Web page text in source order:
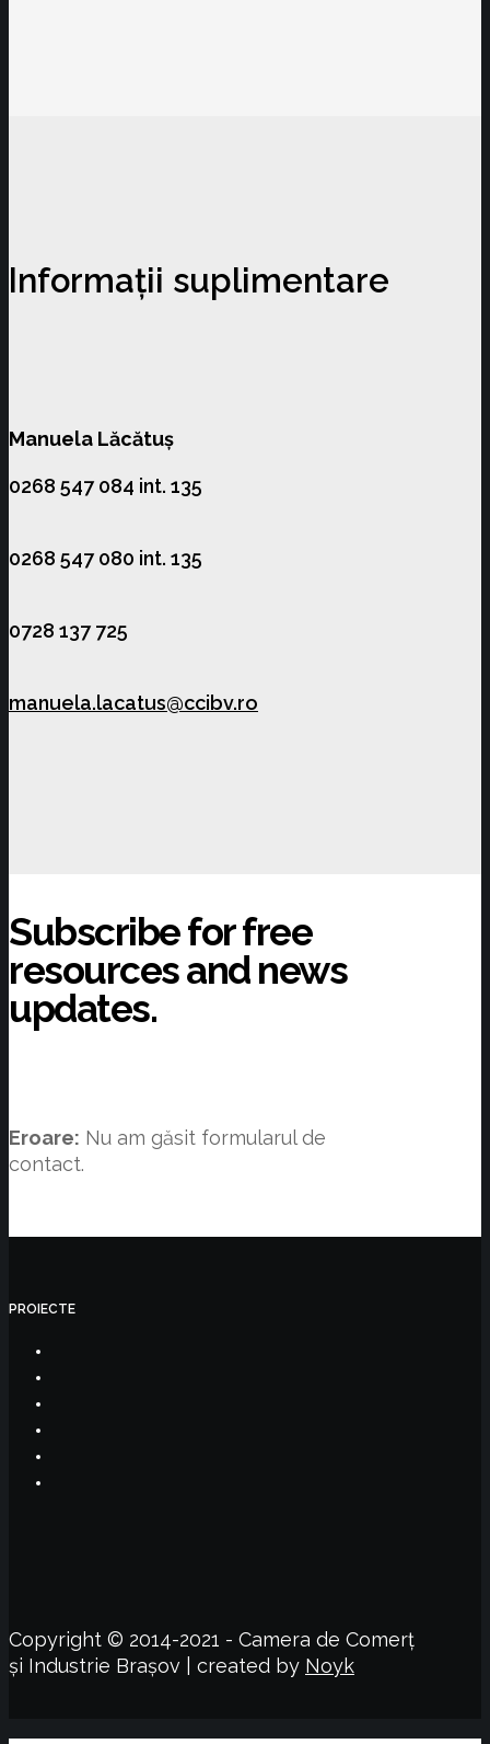
Informații suplimentare
Manuela Lăcătuș
0268 547 084 int. 135
0268 547 080 int. 135
0728 137 725
manuela.lacatus@ccibv.ro
Subscribe for free
resources and news
updates.
Eroare: Nu am găsit formularul de
contact.
PROIECTE
Copyright © 2014-2021 - Camera de Comerț
și Industrie Brașov | created by Noyk